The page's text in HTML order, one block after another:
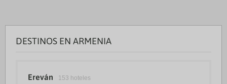
DESTINOS EN ARMENIA
Ereván 153 hoteles